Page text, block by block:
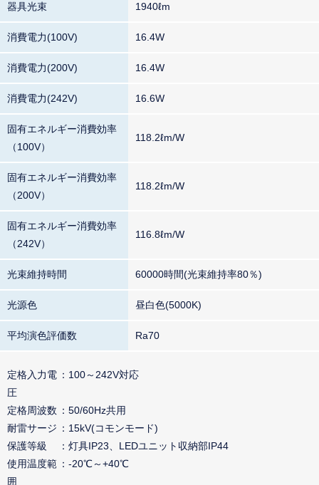
器具光束 1940ℓm
消費電力(100V) 16.4W
消費電力(200V) 16.4W
消費電力(242V) 16.6W
固有エネルギー消費効率
（100V）
118.2ℓm/W
固有エネルギー消費効率
（200V）
118.2ℓm/W
固有エネルギー消費効率
（242V）
116.8ℓm/W
光束維持時間 60000時間(光束維持率80％)
光源色 昼白色(5000K)
平均演色評価数 Ra70
定格入力電
圧
100～242V対応
定格周波数
50/60Hz共用
耐雷サージ
15kV(コモンモード)
保護等級
灯具IP23、LEDユニット収納部IP44
使用温度範
囲
-20℃～+40℃